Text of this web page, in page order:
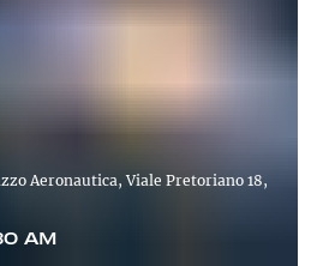
Aeronautica, Viale Pretoriano 18,
AM